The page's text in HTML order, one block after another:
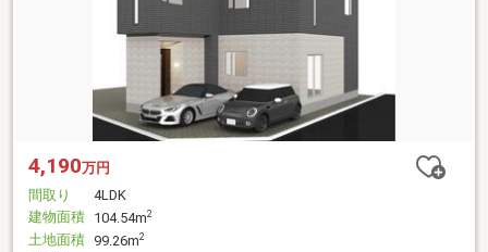
4,190万円
間取り
4LDK
建物面積 104.54m2
土地面積 99.26m2